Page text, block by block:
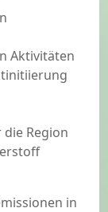
Aktivitäten
Region
in